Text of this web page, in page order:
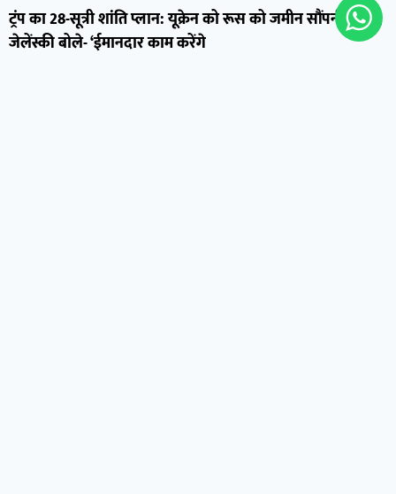
ट्रंप का 28-सूत्री शांति प्लान: यूक्रेन को रूस को जमीन सौंपनी पड़ेगी,
जेलेंस्की बोले- ‘ईमानदार काम करेंगे